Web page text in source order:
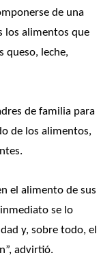
de una
los alimentos que
queso, leche,
de familia para
de los alimentos,
el alimento de sus
se lo
y, sobre todo, el
advirtió.